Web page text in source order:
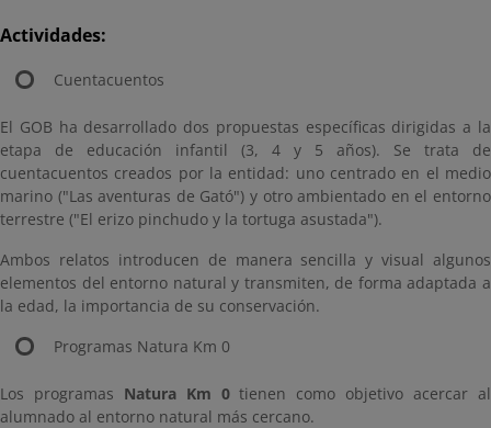
Actividades:
Cuentacuentos
El GOB ha desarrollado dos propuestas específicas dirigidas a la
etapa de educación infantil (3, 4 y 5 años). Se trata de
cuentacuentos creados por la entidad: uno centrado en el medio
marino ("Las aventuras de Gató") y otro ambientado en el entorno
terrestre ("El erizo pinchudo y la tortuga asustada").
Ambos relatos introducen de manera sencilla y visual algunos
elementos del entorno natural y transmiten, de forma adaptada a
la edad, la importancia de su conservación.
Programas Natura Km 0
Los programas Natura Km 0tienen como objetivo acercar al
alumnado al entorno natural más cercano.